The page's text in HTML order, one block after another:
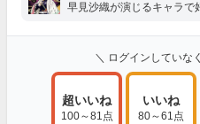
早見沙織が演じるキャラで
＼ ログインしていな
超いいね
100～81点
いいね
80～61点